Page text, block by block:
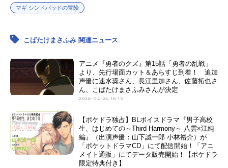
マギ シンドバッドの冒険
こばたけまさふみ 関連ニュース
アニメ『勇者のクズ』第15話「勇者の乱戦」
より、先行場面カット＆あらすじ到着！ 追加
声優に速水奨さん、長江里加さん、佐藤拓也さ
ん、こばたけまさふみさんが決定
2026-04-24 18:10
【ポケドラ独占】BLボイスドラマ『男子高校
生、はじめての～Third Harmony～ 八雲×江純
編』（出演声優：山下誠一郎 小林裕介）が
「ポケットドラマCD」にて配信開始！「アニ
メイト通販」にてデータ販売開始！【ポケドラ
限定特典付き】